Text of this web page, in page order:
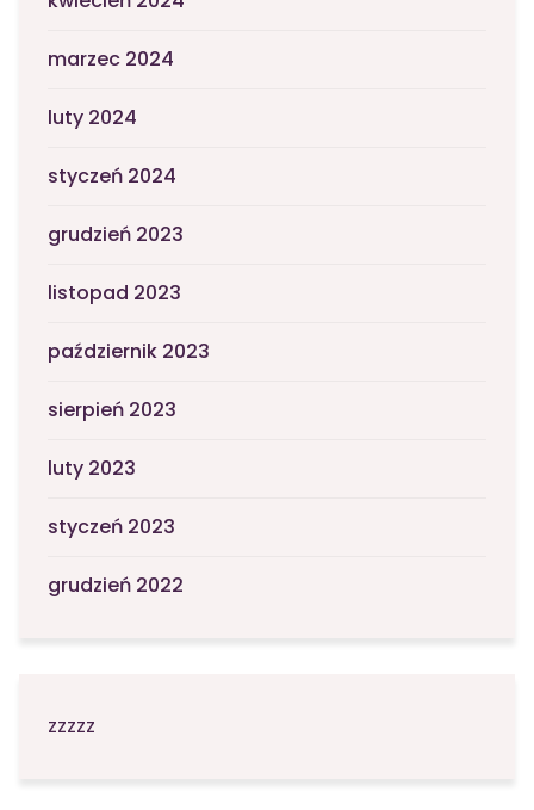
marzec 2024
luty 2024
styczeń 2024
grudzień 2023
listopad 2023
październik 2023
sierpień 2023
luty 2023
styczeń 2023
grudzień 2022
zzzzz